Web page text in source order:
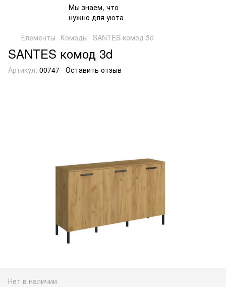
Елементы Комоды SANTES комод 3d
SANTES комод 3d
Артикул: 00747 Оставить отзыв
Нет в наличии